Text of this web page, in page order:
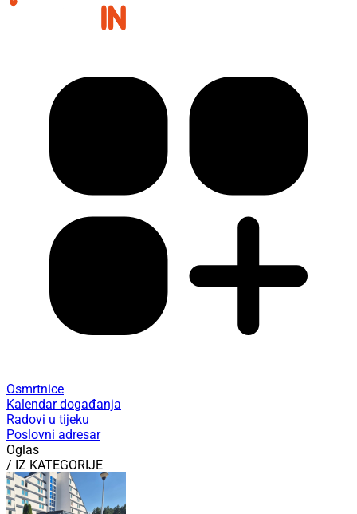
Osmrtnice
Kalendar događanja
Radovi u tijeku
Poslovni adresar
Oglas
/ IZ KATEGORIJE